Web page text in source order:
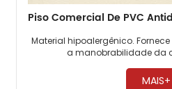
Material hipoalergênico.
a manobrabilidade da
MAIS+